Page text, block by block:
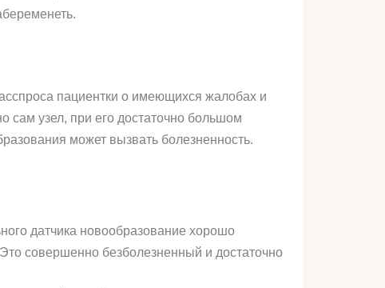
пациентки о имеющихся жалобах и
сам узел, при его достаточно большом
может вызвать болезненность.
датчика новообразование хорошо
совершенно безболезненный и достаточно